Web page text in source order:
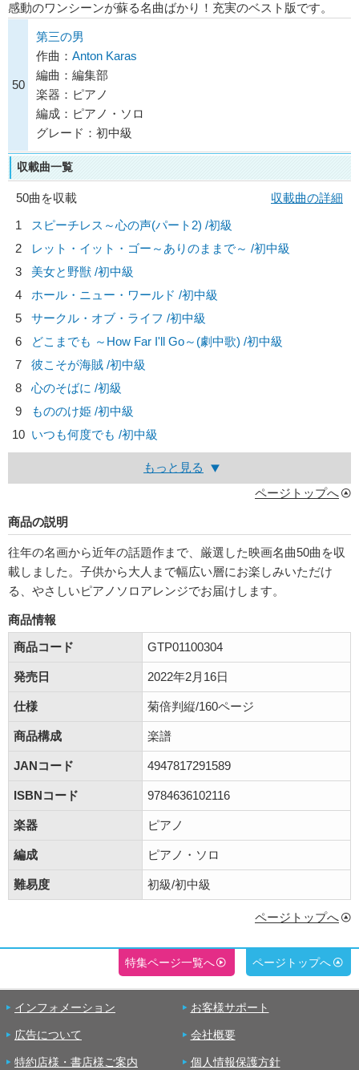
感動のワンシーンが蘇る名曲ばかり！充実のベスト版です。
50
第三の男
作曲： Anton Karas
編曲：編集部
楽器：ピアノ
編成：ピアノ・ソロ
グレード：初中級
収載曲一覧
50曲を収載
収載曲の詳細
1
スピーチレス～心の声(パート2) /初級
2
レット・イット・ゴー～ありのままで～ /初中級
3
美女と野獣 /初中級
4
ホール・ニュー・ワールド /初中級
5
サークル・オブ・ライフ /初中級
6
どこまでも ～How Far I'll Go～(劇中歌) /初中級
7
彼こそが海賊 /初中級
8
心のそばに /初級
9
もののけ姫 /初中級
10 いつも何度でも /初中級
もっと見る
ページトップへ
商品の説明
往年の名画から近年の話題作まで、厳選した映画名曲50曲を収
載しました。子供から大人まで幅広い層にお楽しみいただけ
る、やさしいピアノソロアレンジでお届けします。
商品情報
商品コード
GTP01100304
発売日 2022年2月16日
仕様 菊倍判縦/160ページ
商品構成 楽譜
JANコード 4947817291589
ISBNコード 9784636102116
楽器 ピアノ
編成 ピアノ・ソロ
難易度 初級/初中級
ページトップへ
特集ページ一覧へ ページトップへ
インフォメーション お客様サポート
広告について 会社概要
特約店様・書店様ご案内 個人情報保護方針